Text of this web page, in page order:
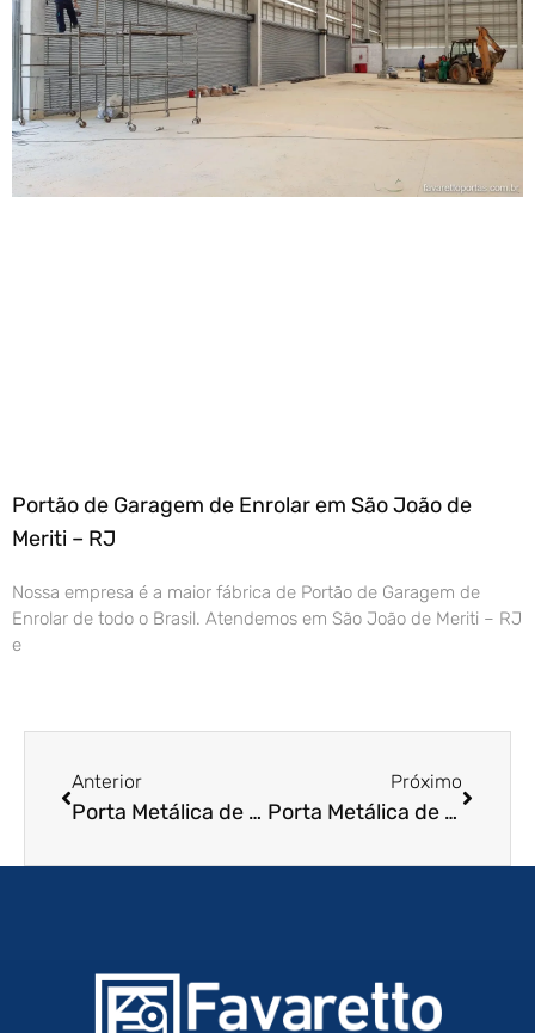
Portão de Garagem de Enrolar em São João de
Meriti – RJ
Nossa empresa é a maior fábrica de Portão de Garagem de
Enrolar de todo o Brasil. Atendemos em São João de Meriti – RJ
e
Anterior
Porta Metálica de Enrolar em Mairinque – SP
Próximo
Porta Metálica de Enrolar em Maringá – PR